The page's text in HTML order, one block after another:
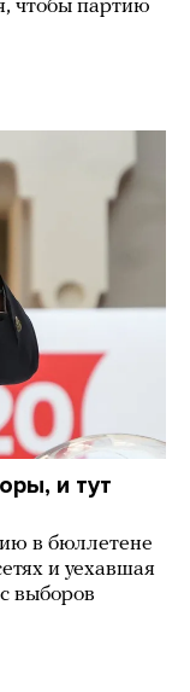
чтобы партию
и тут
в бюллетене
и уехавшая
выборов